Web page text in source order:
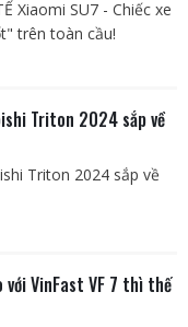
Xiaomi SU7 - Chiếc xe
trên toàn cầu!
Triton 2024 sắp về
Triton 2024 sắp về
với VinFast VF 7 thì thế